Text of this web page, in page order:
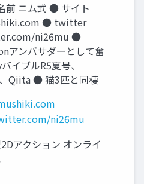
前 ニム式 ● サイト
● twitter
ni26mu ●
アンバサダーとして奮
イブルR5夏号、
Qiita ● 猫3匹と同棲
ni26mu
アクション オンライ